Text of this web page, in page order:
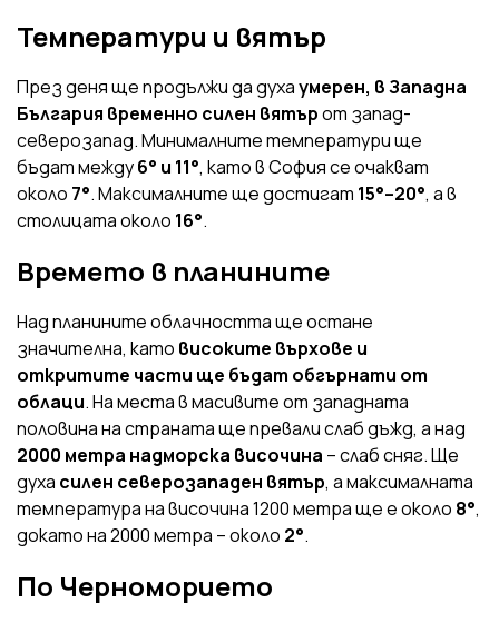
Температури и вятър
През деня ще продължи да духаумерен, в Западна
България временно силен вятърот запад-
северозапад. Минималните температури ще
бъдат между6° и 11°, като в София се очакват
около 7°. Максималните ще достигат 15°–20°, а в
столицата около 16°.
Времето в планините
Над планините облачността ще остане
значителна, като високите върхове и
откритите части ще бъдат обгърнати от
облаци. На места в масивите от западната
половина на страната ще превали слаб дъжд, а над
2000 метра надморска височина – слаб сняг. Ще
духа силен северозападен вятър, а максималната
температура на височина 1200 метра ще е около 8°,
докато на 2000 метра – около 2°.
По Черноморието